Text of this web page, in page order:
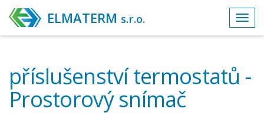
ELMATERM s.r.o.
příslušenství termostatů -
Prostorový snímač